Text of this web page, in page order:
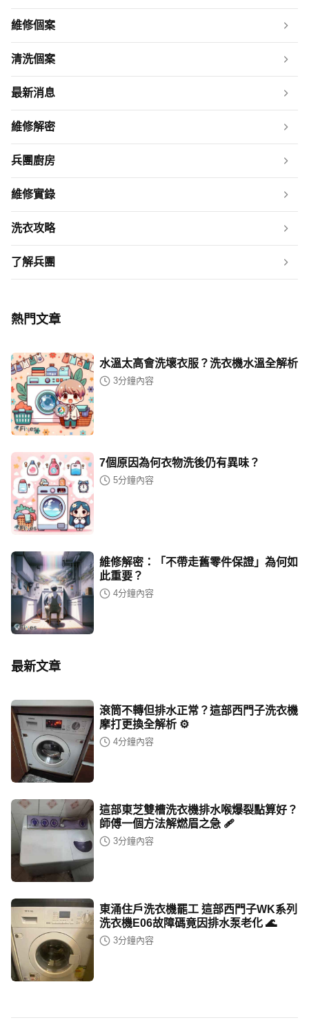
維修個案
清洗個案
最新消息
維修解密
兵團廚房
維修實錄
洗衣攻略
了解兵團
熱門文章
水溫太高會洗壞衣服？洗衣機水溫全解析
3分鐘內容
7個原因為何衣物洗後仍有異味？
5分鐘內容
維修解密：「不帶走舊零件保證」為何如
此重要？
4分鐘內容
最新文章
滾筒不轉但排水正常？這部西門子洗衣機
摩打更換全解析 ⚙️
4分鐘內容
這部東芝雙槽洗衣機排水喉爆裂點算好？
師傅一個方法解燃眉之急 🩹
3分鐘內容
東涌住戶洗衣機罷工 這部西門子WK系列
洗衣機E06故障碼竟因排水泵老化 🌊
3分鐘內容